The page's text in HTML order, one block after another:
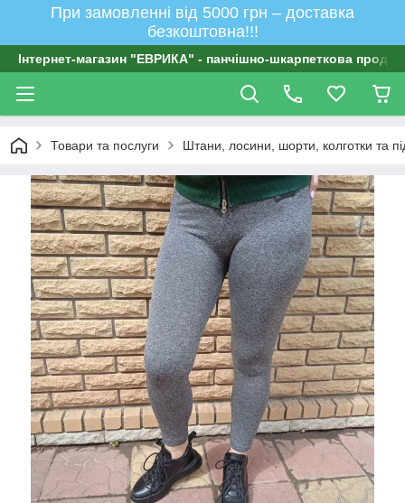
При замовленні від 5000 грн – доставка
безкоштовна!!!
Інтернет-магазин "ЕВРИКА" - панчішно-шкарпеткова
Товари та послуги Штани, лосини, шорти, колготки та